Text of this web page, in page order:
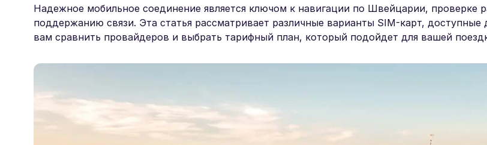
Надежное мобильное соединение является ключом к навигации по Швейцарии, проверке
поддержанию связи. Эта статья рассматривает различные варианты SIM-карт, доступные
вам сравнить провайдеров и выбрать тарифный план, который подойдет для вашей